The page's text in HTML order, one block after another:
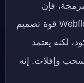
فإن
Webflow هو الخيار الأمثل. يوفر Webflow قوة تصميم
لكنه يعتمد
وإفلات. إنه